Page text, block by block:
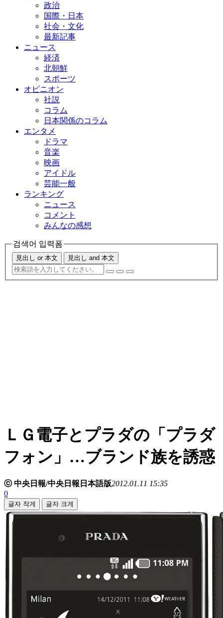
政治
国際・日本
社会・文化
最新記事
ニュース
経済
北朝鮮
スポーツ
オピニオン
社説
コラム
日本関係のコラム
エンタメ
ドラマ
音楽
映画
アイドル
芸能一般
ランキング
ニュース
コメント
みんなの感想
검색어 입력폼
見出し or 本文 見出し and 本文
ＬＧ電子とプラダの「プラダ
フォン」…ブランド族を誘惑
ⓒ 中央日報/中央日報日本語版2012.01.11 15:35
0
글자 작게 글자 크게